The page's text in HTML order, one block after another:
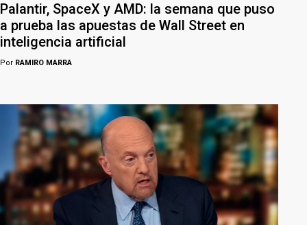
Palantir, SpaceX y AMD: la semana que puso
a prueba las apuestas de Wall Street en
inteligencia artificial
Por RAMIRO MARRA